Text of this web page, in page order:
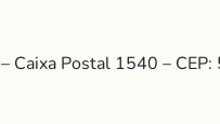
Caixa Postal 1540 –